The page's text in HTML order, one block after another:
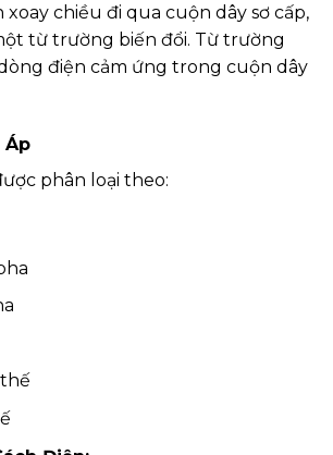
xoay chiều đi qua cuộn dây sơ cấp,
từ trường biến đổi. Từ trường
điện cảm ứng trong cuộn dây
Áp
phân loại theo: